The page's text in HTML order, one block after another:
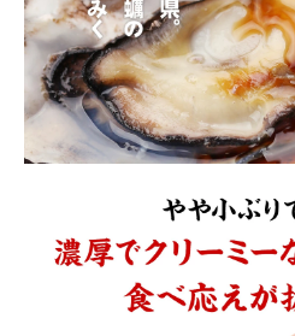
注文終了後の変更・キャンセルはお